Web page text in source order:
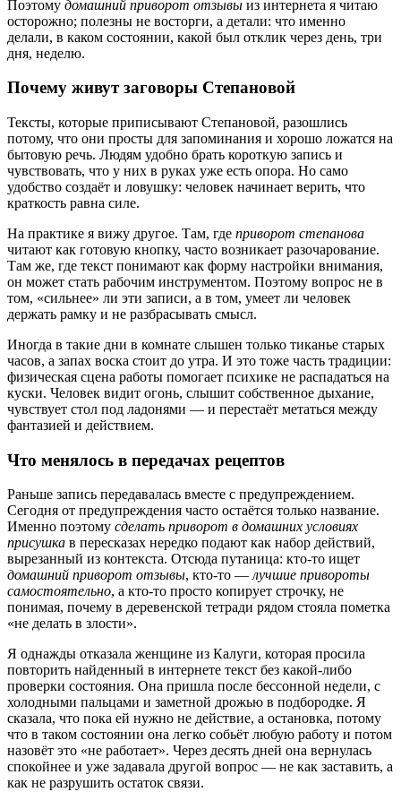
Поэтому домашний приворот отзывы из интернета я читаю
осторожно; полезны не восторги, а детали: что именно
делали, в каком состоянии, какой был отклик через день, три
дня, неделю.
Почему живут заговоры Степановой
Тексты, которые приписывают Степановой, разошлись
потому, что они просты для запоминания и хорошо ложатся на
бытовую речь. Людям удобно брать короткую запись и
чувствовать, что у них в руках уже есть опора. Но само
удобство создаёт и ловушку: человек начинает верить, что
краткость равна силе.
На практике я вижу другое. Там, где приворот степанова
читают как готовую кнопку, часто возникает разочарование.
Там же, где текст понимают как форму настройки внимания,
он может стать рабочим инструментом. Поэтому вопрос не в
том, «сильнее» ли эти записи, а в том, умеет ли человек
держать рамку и не разбрасывать смысл.
Иногда в такие дни в комнате слышен только тиканье старых
часов, а запах воска стоит до утра. И это тоже часть традиции:
физическая сцена работы помогает психике не распадаться на
куски. Человек видит огонь, слышит собственное дыхание,
чувствует стол под ладонями — и перестаёт метаться между
фантазией и действием.
Что менялось в передачах рецептов
Раньше запись передавалась вместе с предупреждением.
Сегодня от предупреждения часто остаётся только название.
Именно поэтому сделать приворот в домашних условиях
присушка в пересказах нередко подают как набор действий,
вырезанный из контекста. Отсюда путаница: кто-то ищет
домашний приворот отзывы, кто-то — лучшие привороты
самостоятельно, а кто-то просто копирует строчку, не
понимая, почему в деревенской тетради рядом стояла пометка
«не делать в злости».
Я однажды отказала женщине из Калуги, которая просила
повторить найденный в интернете текст без какой-либо
проверки состояния. Она пришла после бессонной недели, с
холодными пальцами и заметной дрожью в подбородке. Я
сказала, что пока ей нужно не действие, а остановка, потому
что в таком состоянии она легко собьёт любую работу и потом
назовёт это «не работает». Через десять дней она вернулась
спокойнее и уже задавала другой вопрос — не как заставить, а
как не разрушить остаток связи.